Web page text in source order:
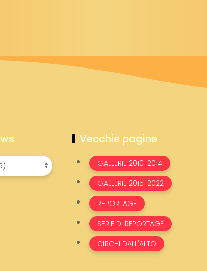
Vecchie pagine
GALLERIE 2010-2014
GALLERIE 2015-2022
REPORTAGE
SERIE DI REPORTAGE
CIRCHI DALL'ALTO